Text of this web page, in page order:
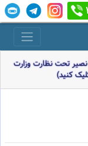
نصیر تحت نظارت وزارت
کنید)